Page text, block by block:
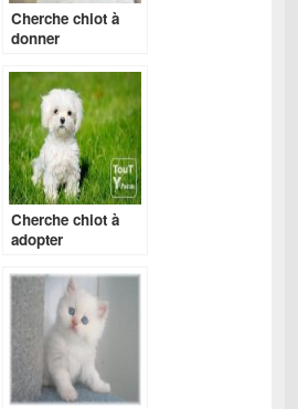
Cherche chiot à
donner
Cherche chiot à
adopter